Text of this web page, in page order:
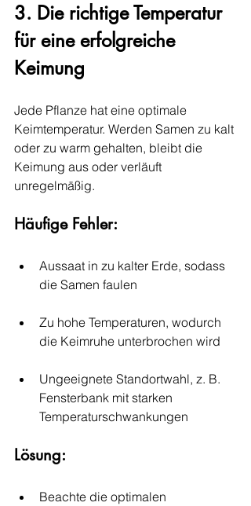
3. Die richtige Temperatur
für eine erfolgreiche
Keimung
Jede Pflanze hat eine optimale
Keimtemperatur. Werden Samen zu kalt
oder zu warm gehalten, bleibt die
Keimung aus oder verläuft
unregelmäßig.
Häufige Fehler:
Aussaat in zu kalter Erde, sodass
die Samen faulen
Zu hohe Temperaturen, wodurch
die Keimruhe unterbrochen wird
Ungeeignete Standortwahl, z. B.
Fensterbank mit starken
Temperaturschwankungen
Lösung:
Beachte die optimalen